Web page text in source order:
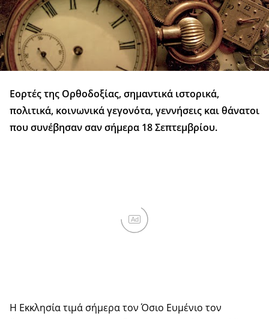
Εορτές της Ορθοδοξίας, σημαντικά ιστορικά,
πολιτικά, κοινωνικά γεγονότα, γεννήσεις και θάνατοι
που συνέβησαν σαν σήμερα 18 Σεπτεμβρίου.
Ad
Η Εκκλησία τιμά σήμερα τον Όσιο Ευμένιο τον